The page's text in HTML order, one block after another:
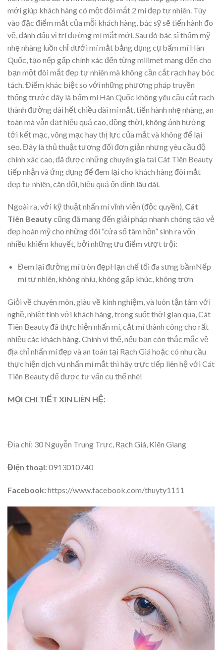
mới giúp khách hàng có một đôi mắt 2 mí đẹp tự nhiên. Tùy
vào đặc điểm mắt của mỗi khách hàng, bác sỹ sẽ tiến hành đo
vẽ, đánh dấu vị trí đường mí mắt mới. Sau đó bác sĩ thẩm mỹ
nhẹ nhàng luồn chỉ dưới mí mắt bằng dụng cụ bấm mí Hàn
Quốc, tạo nếp gấp chính xác đến từng milimet mang đến cho
bạn một đôi mắt đẹp tự nhiên mà không cần cắt rạch hay bóc
tách. Điểm khác biệt so với những phương pháp truyền
thống trước đây là bấm mí Hàn Quốc không yêu cầu cắt rạch
thành đường dài hết chiều dài mí mắt, tiến hành nhẹ nhàng, an
toàn mà vẫn đạt hiệu quả cao, đồng thời, không ảnh hưởng
tới kết mạc, võng mạc hay thị lực của mắt và không để lại
sẹo. Đây là thủ thuật tương đối đơn giản nhưng yêu cầu độ
chính xác cao, đã được những chuyên gia tại Cát Tiên Beauty
tiếp nhận và ứng dụng để đem lại cho khách hàng đôi mắt
đẹp tự nhiên, cân đối, hiệu quả ổn định lâu dài.
Ngoài ra, với kỹ thuật nhấn mí vĩnh viễn (độc quyền), Cát
Tiên Beautycũng đã mang đến giải pháp nhanh chóng tạo vẻ
đẹp hoàn mỹ cho những đôi “cửa sổ tâm hồn” sinh ra vốn
nhiều khiếm khuyết, bởi những ưu điểm vượt trội:
Đem lại đường mí tròn đẹpHạn chế tối đa sưng bầmNếp
mí tự nhiên, không nhíu, không gấp khúc, không trợn
Giỏi về chuyên môn, giàu về kinh nghiệm, và luôn tận tâm với
nghề, nhiệt tình với khách hàng, trong suốt thời gian qua, Cát
Tiên Beauty đã thực hiện nhấn mí, cắt mí thành công cho rất
nhiều các khách hàng. Chính vì thế, nếu bạn còn thắc mắc về
địa chỉ nhấn mí đẹp và an toàn tại Rạch Giá hoặc có nhu cầu
thực hiện dịch vụ nhấn mí mắt thì hãy trực tiếp liên hệ với Cát
Tiên Beauty để được tư vấn cụ thể nhé!
MỌI CHI TIẾT XIN LIÊN HỆ:
Địa chỉ: 30 Nguyễn Trung Trực, Rạch Giá, Kiên Giang
Điện thoại:0913010740
Facebook:https://www.facebook.com/thuyty1111